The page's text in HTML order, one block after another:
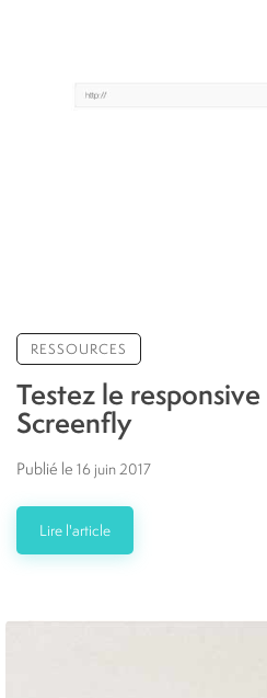
RESSOURCES
Testez le
Screenfly
Publié le 16 juin 2017
Lire l'article